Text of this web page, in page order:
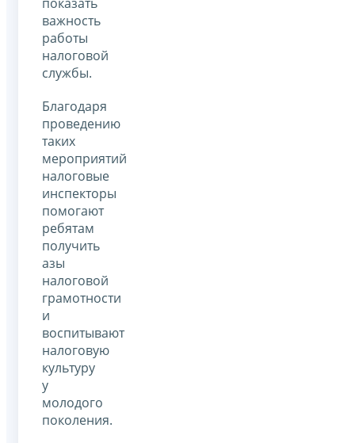
важность
работы
налоговой
службы.
Благодаря
проведению
таких
мероприятий
налоговые
инспекторы
помогают
ребятам
получить
азы
налоговой
грамотности
и
воспитывают
налоговую
культуру
у
молодого
поколения.